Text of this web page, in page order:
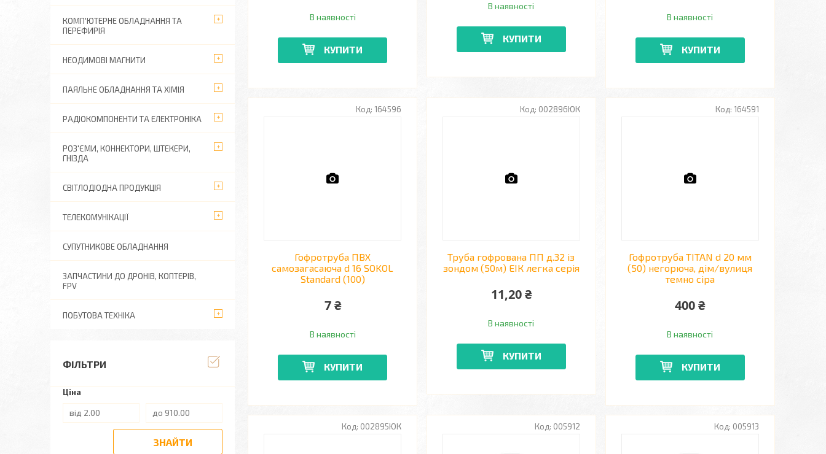
В наявності
КУПИТИ
В наявності
КУПИТИ
В наявності
КУПИТИ
164596
Гофротруба ПВХ
самозагасаюча d 16 SOKOL
Standard (100)
7 ₴
В наявності
КУПИТИ
002896ЮК
Труба гофрована ПП д.32 із
зондом (50м) ЕІК легка серія
11,20 ₴
В наявності
КУПИТИ
164591
Гофротруба TITAN d 20 мм
(50) негорюча, дім/вулиця
темно сіра
400 ₴
В наявності
КУПИТИ
002895ЮК 005912 005913
КОМП'ЮТЕРНЕ ОБЛАДНАННЯ ТА
ПЕРЕФИРІЯ
НЕОДИМОВІ МАГНИТИ
ПАЯЛЬНЕ ОБЛАДНАННЯ ТА ХІМІЯ
РАДІОКОМПОНЕНТИ ТА ЕЛЕКТРОНІКА
РОЗ'ЄМИ, КОННЕКТОРИ, ШТЕКЕРИ,
ГНІЗДА
СВІТЛОДІОДНА ПРОДУКЦІЯ
ТЕЛЕКОМУНІКАЦІЇ
СУПУТНИКОВЕ ОБЛАДНАННЯ
ЗАПЧАСТИНИ ДО ДРОНІВ, КОПТЕРІВ,
FPV
ПОБУТОВА ТЕХНІКА
ФІЛЬТРИ
Ціна
ЗНАЙТИ